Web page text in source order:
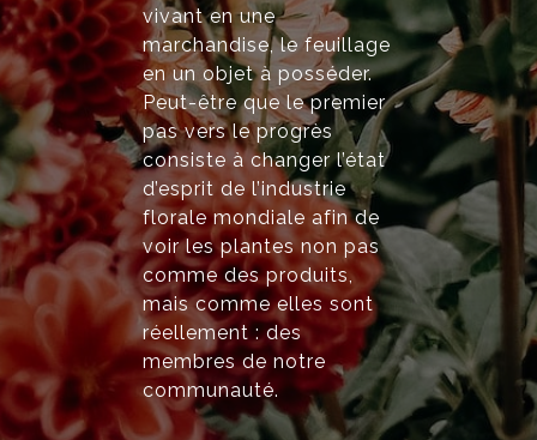
vivant en une
marchandise, le feuillage
en un objet à posséder.
Peut-être que le premier
pas vers le progrès
consiste à changer l’état
d’esprit de l’industrie
florale mondiale afin de
voir les plantes non pas
comme des produits,
mais comme elles sont
réellement : des
membres de notre
communauté.